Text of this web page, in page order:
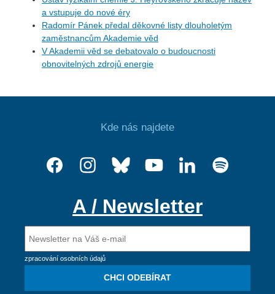
a vstupuje do nové éry
Radomír Pánek předal děkovné listy dlouholetým
zaměstnancům Akademie věd
V Akademii věd se debatovalo o budoucnosti
obnovitelných zdrojů energie
Kde nás najdete
A / Newsletter
zpracování osobních údajů
CHCI ODEBÍRAT